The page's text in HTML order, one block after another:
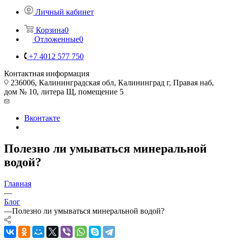
Личный кабинет
Корзина0
Отложенные0
+7 4012 577 750
Контактная информация
236006, Калининградская обл, Калининград г, Правая наб,
дом № 10, литера Щ, помещение 5
Вконтакте
Полезно ли умываться минеральной
водой?
Главная
—
Блог
—Полезно ли умываться минеральной водой?